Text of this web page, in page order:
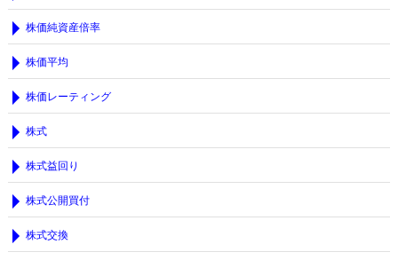
株価純資産倍率
株価平均
株価レーティング
株式
株式益回り
株式公開買付
株式交換